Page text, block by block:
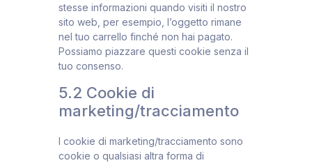
stesse informazioni quando visiti il nostro
sito web, per esempio, l’oggetto rimane
nel tuo carrello finché non hai pagato.
Possiamo piazzare questi cookie senza il
tuo consenso.
5.2 Cookie di
marketing/tracciamento
I cookie di marketing/tracciamento sono
cookie o qualsiasi altra forma di